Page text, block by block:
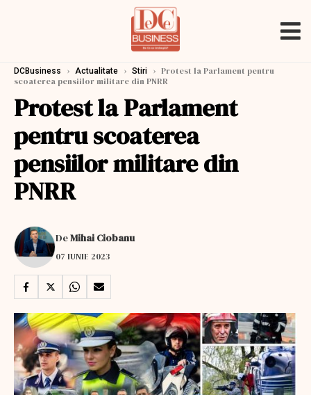
DCBusiness › Actualitate › Stiri › Protest la Parlament pentru
scoaterea pensiilor militare din PNRR
Protest la Parlament
pentru scoaterea
pensiilor militare din
PNRR
DeMihai Ciobanu
07 IUNIE 2023